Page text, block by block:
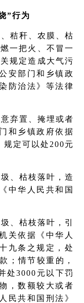
”行为
秸秆、农膜、枯
一把火、不冒一
规定造成大气污
安部门和乡镇政
防治法》等法律
弃置、掩埋或者
和乡镇政府依据
规定可以处200元
、枯枝落叶，造
中华人民共和国
、枯枝落叶，引
关依据《中华人
九条之规定，处
；情节较重的，
处3000元以下罚
，数额较大或者
民共和国刑法》